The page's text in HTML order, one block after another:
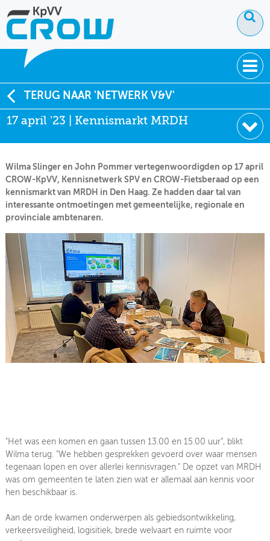
OVER KPVV
NIEUWS
KENNIS
NETWERK V&V
TERUG NAAR 'NETWERK V&V'
17 april '23 | Kennismarkt MRDH
Wilma Slinger en John Pommer vertegenwoordigden op 17 april
CROW-KpVV, Kennisnetwerk SPV en CROW-Fietsberaad op een
kennismarkt van MRDH in Den Haag. Ze hadden daar tal van
interessante ontmoetingen met gemeentelijke, regionale en
provinciale ambtenaren.
"Het was een komen en gaan tussen 13.00 en 15.00 uur", blikt
Wilma terug. "We hebben gesprekken gevoerd over waar mensen
tegenaan lopen en over allerlei kennisvragen." De opzet van MRDH
was om gemeenten te laten zien wat er allemaal aan kennis voor
hen beschikbaar is.
Aan de orde kwamen onderwerpen als gebiedsontwikkeling,
verkeersveiligheid, logisitiek, brede welvaart en ruimte voor